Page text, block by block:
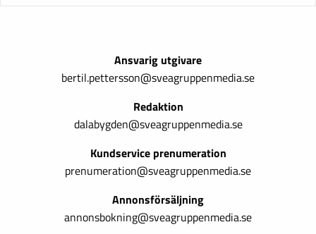
Ansvarig utgivare
bertil.pettersson@sveagruppenmedia.se
Redaktion
dalabygden@sveagruppenmedia.se
Kundservice prenumeration
prenumeration@sveagruppenmedia.se
Annonsförsäljning
annonsbokning@sveagruppenmedia.se